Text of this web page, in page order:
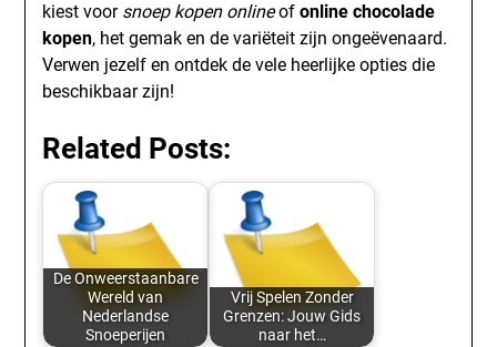
kiest voor snoep kopen onlineofonline chocolade
kopen, het gemak en de variëteit zijn ongeëvenaard.
Verwen jezelf en ontdek de vele heerlijke opties die
beschikbaar zijn!
Related Posts:
De Onweerstaanbare
Wereld van
Nederlandse
Snoeperijen
Vrij Spelen Zonder
Grenzen: Jouw Gids
naar het…